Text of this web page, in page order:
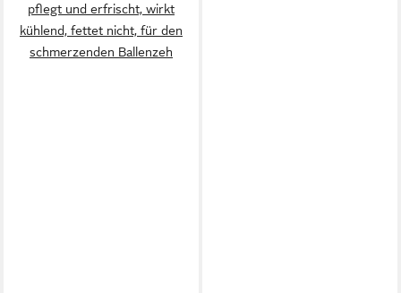
pflegt und erfrischt, wirkt
kühlend, fettet nicht, für den
schmerzenden Ballenzeh